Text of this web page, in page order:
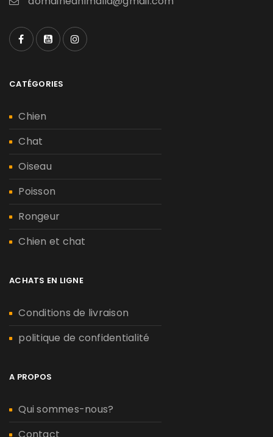
CATÉGORIES
Chien
Chat
Oiseau
Poisson
Rongeur
Chien et chat
ACHATS EN LIGNE
Conditions de livraison
politique de confidentialité
A PROPOS
Qui sommes-nous?